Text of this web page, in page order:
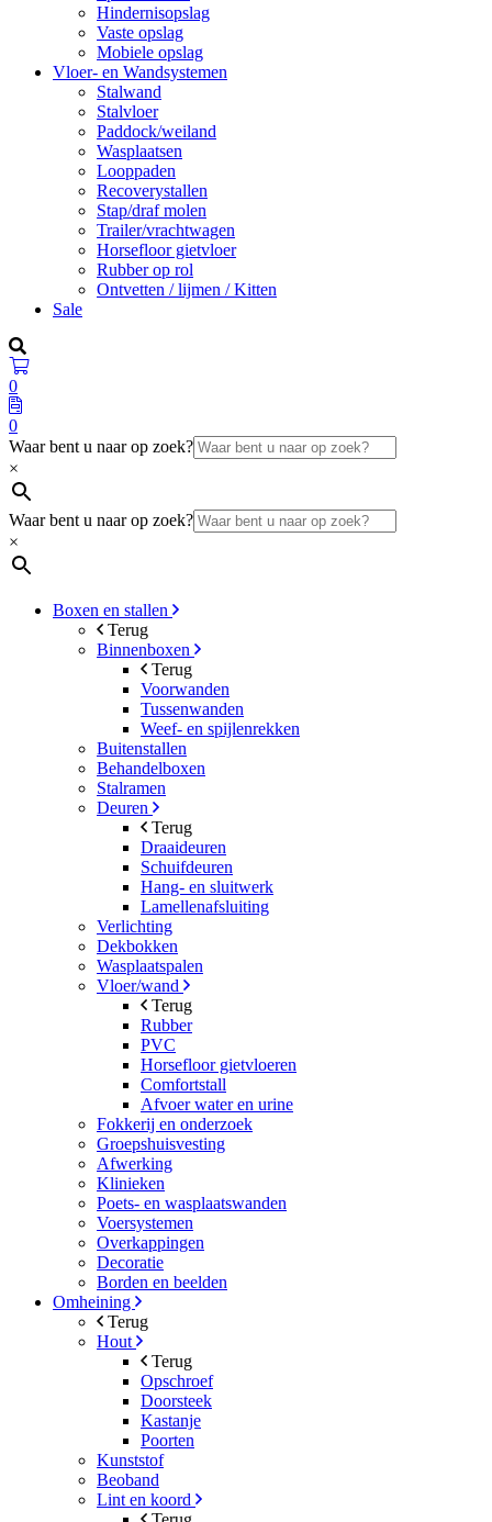
Hindernisopslag
Vaste opslag
Mobiele opslag
Vloer- en Wandsystemen
Stalwand
Stalvloer
Paddock/weiland
Wasplaatsen
Looppaden
Recoverystallen
Stap/draf molen
Trailer/vrachtwagen
Horsefloor gietvloer
Rubber op rol
Ontvetten / lijmen / Kitten
Sale
0
0
Waar bent u naar op zoek?
×
Waar bent u naar op zoek?
×
Boxen en stallen
Terug
Binnenboxen
Terug
Voorwanden
Tussenwanden
Weef- en spijlenrekken
Buitenstallen
Behandelboxen
Stalramen
Deuren
Terug
Draaideuren
Schuifdeuren
Hang- en sluitwerk
Lamellenafsluiting
Verlichting
Dekbokken
Wasplaatspalen
Vloer/wand
Terug
Rubber
PVC
Horsefloor gietvloeren
Comfortstall
Afvoer water en urine
Fokkerij en onderzoek
Groepshuisvesting
Afwerking
Klinieken
Poets- en wasplaatswanden
Voersystemen
Overkappingen
Decoratie
Borden en beelden
Omheining
Terug
Hout
Terug
Opschroef
Doorsteek
Kastanje
Poorten
Kunststof
Beoband
Lint en koord